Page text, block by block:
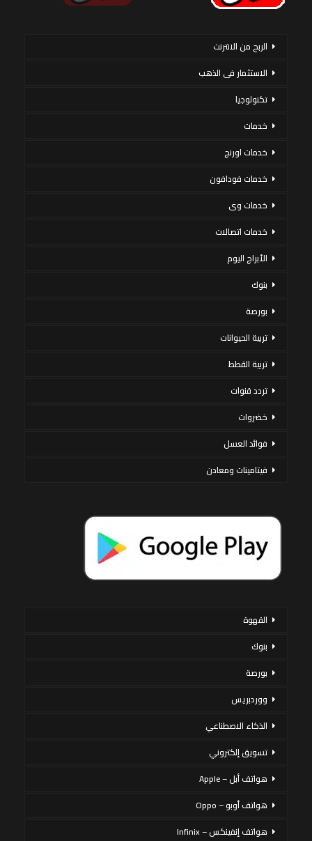
الربح من الانترنت
الاستثمار فى الذهب
تكنولوجيا
خدمات
خدمات اورنج
خدمات فودافون
خدمات وى
خدمات اتصالات
الأبراج اليوم
بنوك
بورصة
تربية الحيوانات
تربية القطط
تردد قنوات
خضروات
فوائد العسل
فيتامينات ومعادن
القهوة
بنوك
بورصة
ووردبريس
الذكاء الاصطناعي
تسويق إلكتروني
هواتف أبل – Apple
هواتف أوبو – Oppo
هواتف إنفينكس – Infinix